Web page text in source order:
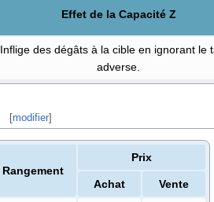
Effet de la Capacité Z
Inflige des dégâts à la cible en ignorant le
adverse.
[modifier]
Rangement
Prix
Achat Vente